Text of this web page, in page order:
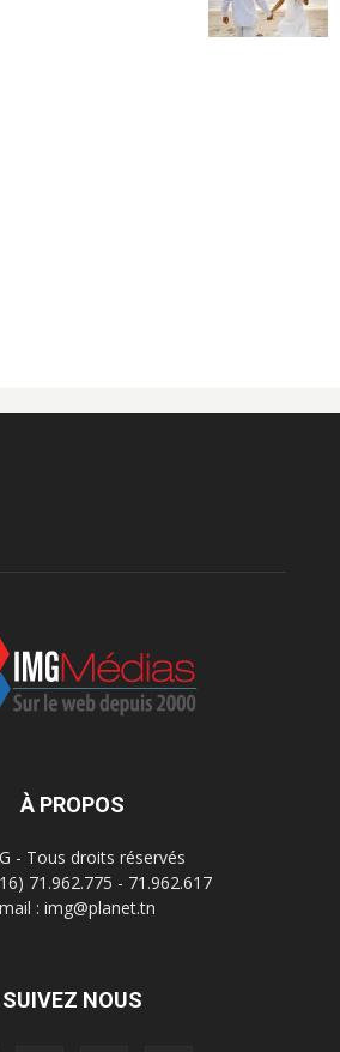
À PROPOS
- Tous droits réservés
71.962.775 - 71.962.617
: img@planet.tn
SUIVEZ NOUS